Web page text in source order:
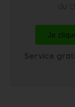
du
Je
Service